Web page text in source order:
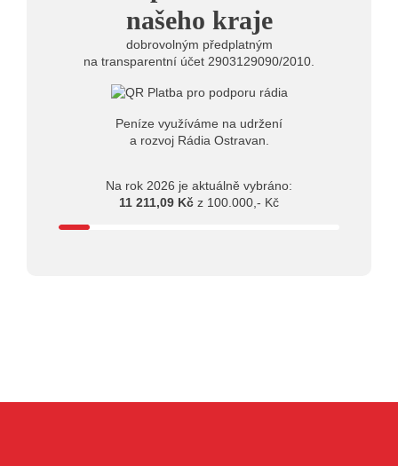
nabídne Krhuta i Beatlesnašeho kraje
dobrovolným předplatným
na transparentní účet 2903129090/2010.
Peníze využíváme na udržení
a rozvoj Rádia Ostravan.
Na rok 2026 je aktuálně vybráno:
11 211,09 Kč z 100.000,- Kč